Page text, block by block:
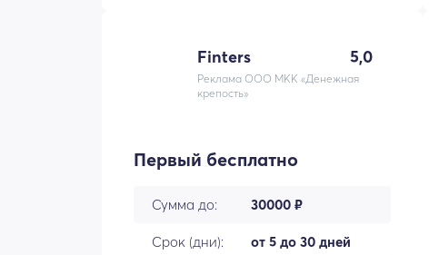
Finters 5,0
Реклама ООО МКК «Денежная
крепость»
Первый бесплатно
Сумма до: 30000 ₽
Срок (дни): от 5 до 30 дней